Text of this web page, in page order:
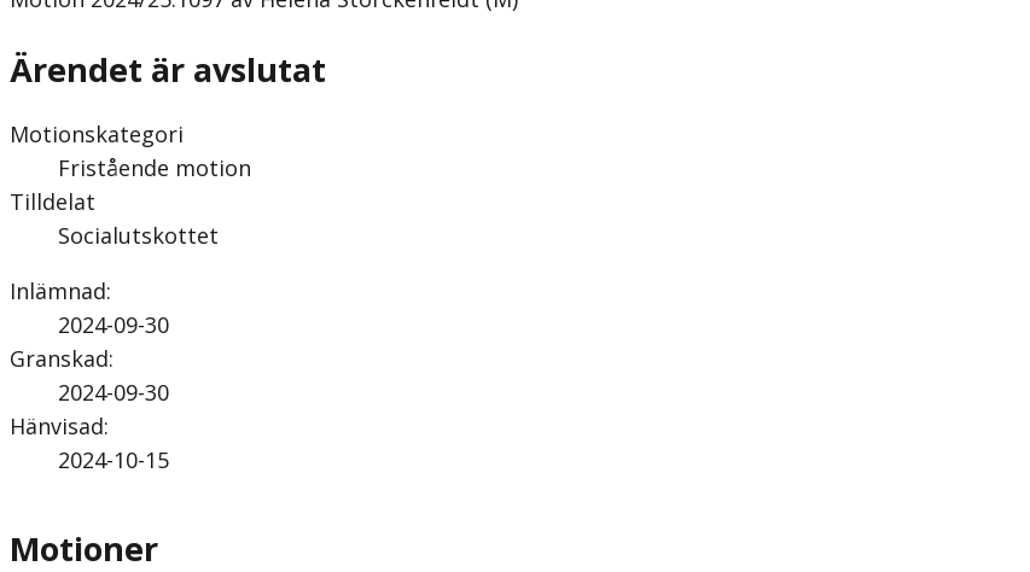
Ärendet är avslutat
Motionskategori
Fristående motion
Tilldelat
Socialutskottet
Inlämnad:
2024-09-30
Granskad:
2024-09-30
Hänvisad:
2024-10-15
Motioner